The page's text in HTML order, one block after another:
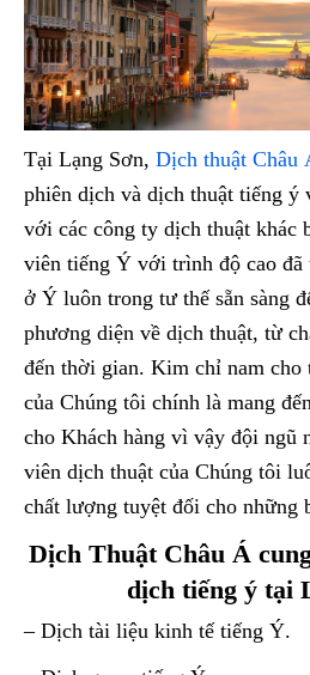
Tại Lạng Sơn, Dịch thuật Châu
phiên dịch và dịch thuật tiếng ý
với các công ty dịch thuật khác
viên tiếng Ý với trình độ cao đã
ở Ý luôn trong tư thế sẵn sàng
phương diện về dịch thuật, từ
đến thời gian. Kim chỉ nam cho
của Chúng tôi chính là mang
cho Khách hàng vì vậy đội ngũ
viên dịch thuật của Chúng tôi
chất lượng tuyệt đối cho những
Dịch Thuật Châu Á
dịch tiếng ý tại
– Dịch tài liệu kinh tế tiếng Ý.